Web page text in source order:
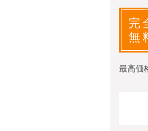
完
無
最高価